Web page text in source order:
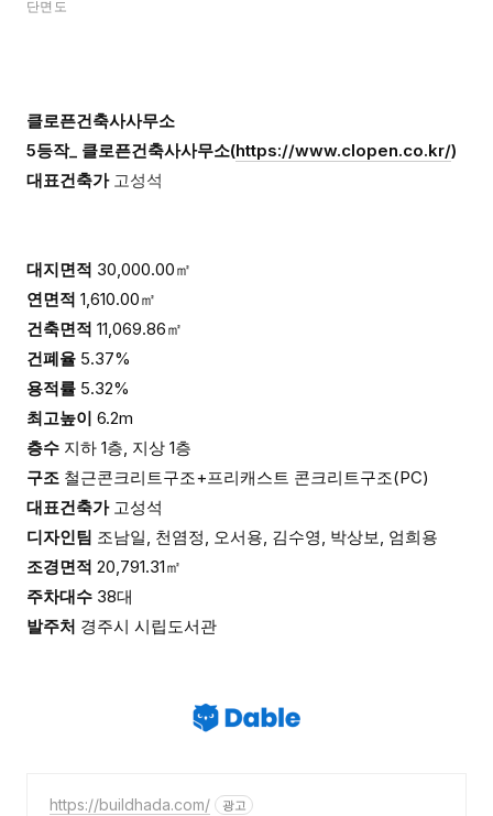
단면도
클로픈건축사사무소
5등작_ 클로픈건축사사무소(https://www.clopen.co.kr/)
대표건축가 고성석
대지면적 30,000.00㎡
연면적 1,610.00㎡
건축면적 11,069.86㎡
건폐율 5.37%
용적률 5.32%
최고높이 6.2m
층수 지하 1층, 지상 1층
구조 철근콘크리트구조+프리캐스트 콘크리트구조(PC)
대표건축가고성석
디자인팀 조남일, 천염정, 오서용, 김수영, 박상보, 엄희용
조경면적 20,791.31㎡
주차대수 38대
발주처 경주시 시립도서관
https://buildhada.com/ 광고